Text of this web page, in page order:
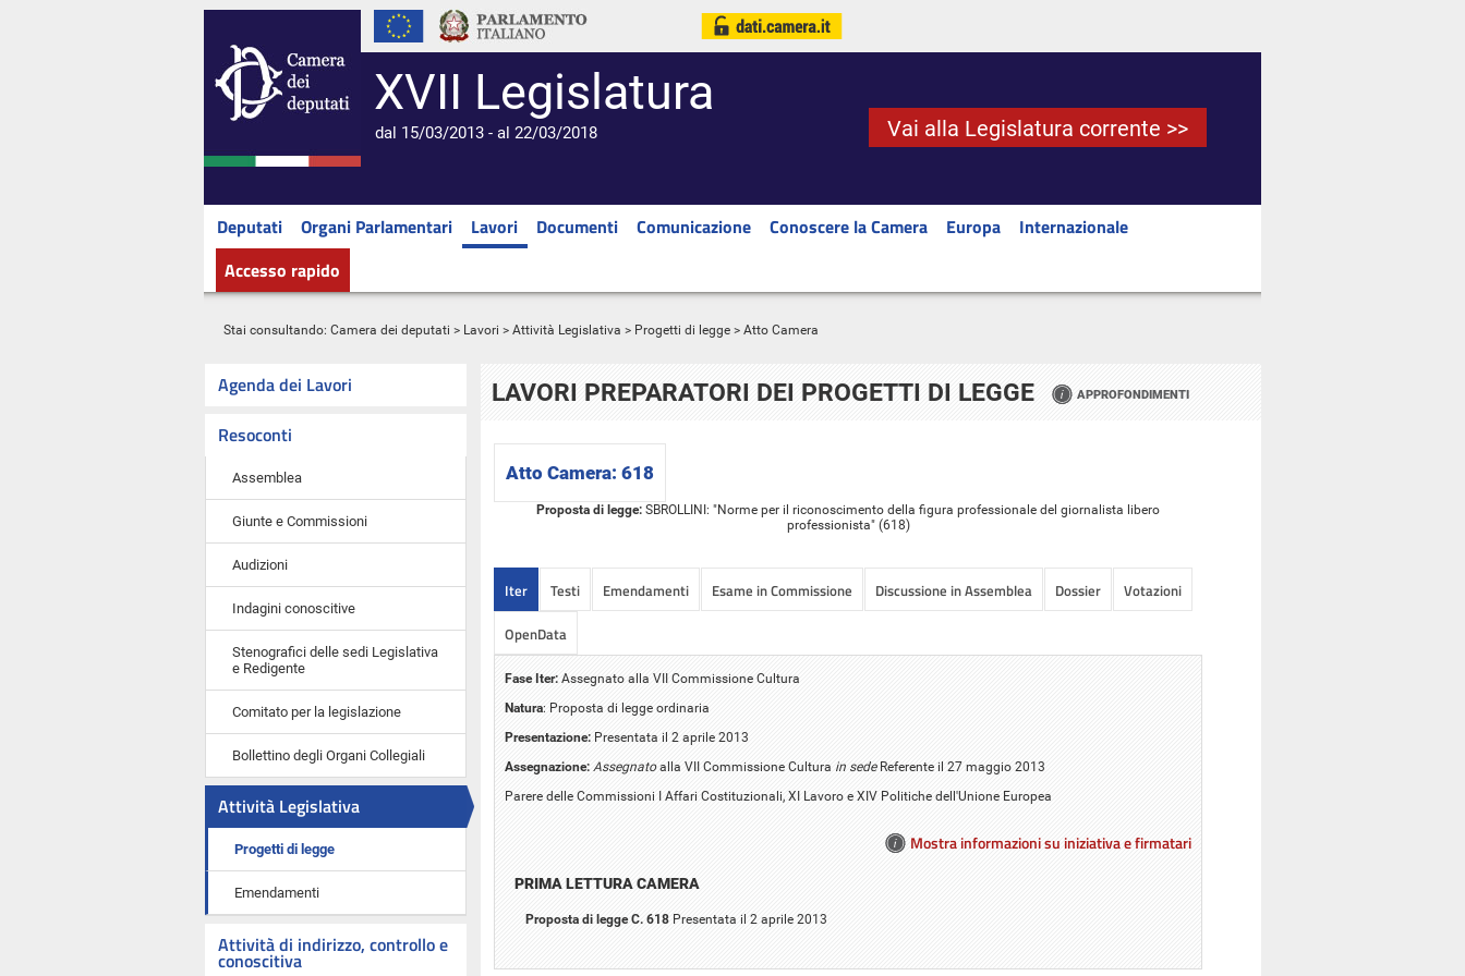
XVII Legislatura
dal 15/03/2013 - al 22/03/2018 Vai alla Legislatura corrente >>
Deputati Organi Parlamentari Lavori Documenti Comunicazione Conoscere la Camera Europa
Internazionale
Accesso rapido
Stai consultando: Camera dei deputati > Lavori > Attività Legislativa > Progetti di legge > Atto Camera
Agenda dei Lavori
Resoconti
Assemblea
Giunte e Commissioni
Audizioni
Indagini conoscitive
Stenografici delle sedi Legislativa
e Redigente
Comitato per la legislazione
Bollettino degli Organi Collegiali
Attività Legislativa
Progetti di legge
Emendamenti
Attività di indirizzo, controllo e
conoscitiva
LAVORI PREPARATORI DEI PROGETTI DI LEGGE APPROFONDIMENTI
Atto Camera: 618
Proposta di legge: SBROLLINI: "Norme per il riconoscimento della figura professionale del giornalista libero
professionista" (618)
Iter Testi Emendamenti Esame in Commissione Discussione in Assemblea Dossier
Votazioni
OpenData
Fase Iter: Assegnato alla VII Commissione Cultura
Natura: Proposta di legge ordinaria
Presentazione: Presentata il 2 aprile 2013
Assegnazione: Assegnatoalla VII Commissione Cultura in sede Referente il 27 maggio 2013
Parere delle Commissioni I Affari Costituzionali, XI Lavoro e XIV Politiche dell'Unione Europea
Mostra informazioni su iniziativa e firmatari
PRIMA LETTURA CAMERA
Proposta di legge C. 618 Presentata il 2 aprile 2013